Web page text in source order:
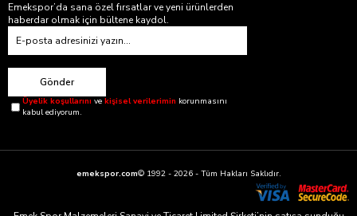
Emekspor’da sana özel fırsatlar ve yeni ürünlerden
haberdar olmak için bültene kaydol.
Gönder
Üyelik koşullarını ve kişisel verilerimin korunmasını
kabul ediyorum.
emekspor.com© 1992 - 2026 - Tüm Hakları Saklıdır.